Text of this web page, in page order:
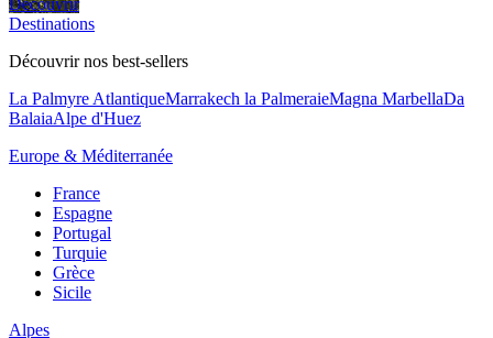
Découvrir
Destinations
Découvrir nos best-sellers
La Palmyre AtlantiqueMarrakech la PalmeraieMagna MarbellaDa
BalaiaAlpe d'Huez
Europe & Méditerranée
France
Espagne
Portugal
Turquie
Grèce
Sicile
Alpes